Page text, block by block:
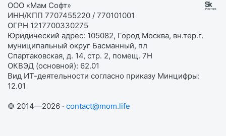
ООО «Мам Софт»
ИНН/КПП 7707455220 / 770101001
ОГРН 1217700330275
Юридический адрес: 105082, Город Москва, вн.тер.г.
муниципальный округ Басманный, пл
Спартаковская, д. 14, стр. 2, помещ. 7Н
ОКВЭД (основной): 62.01
Вид ИТ-деятельности согласно приказу Минцифры:
12.01
© 2014—2026 · contact@mom.life